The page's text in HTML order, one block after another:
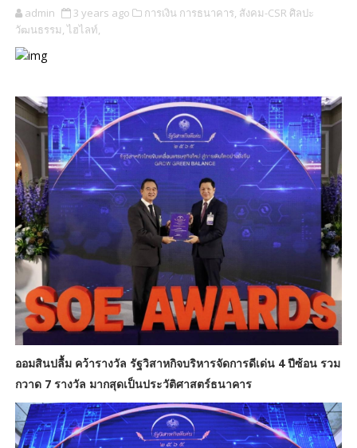
admin 3 years ago การเงิน การธนาคาร, สังคม-CSR ศิลปะ
วัฒนธรรม, ไฮไลท์,
ออมสินปลื้ม คว้ารางวัล รัฐวิสาหกิจบริหารจัดการดีเด่น 4 ปีซ้อน รวม
กวาด 7 รางวัล มากสุดเป็นประวัติศาสตร์ธนาคาร